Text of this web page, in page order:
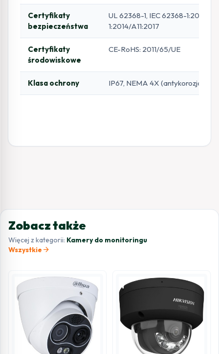
Certyfikaty
bezpieczeństwa
UL 62368-1, IEC 62368-
1:2014/A11:2017
Certyfikaty
środowiskowe
CE-RoHS: 2011/65/UE
Klasa ochrony IP67, NEMA 4X (antykorozja)
Zobacz także
Więcej z kategorii: Kamery do monitoringu
Wszystkie arrow_forward